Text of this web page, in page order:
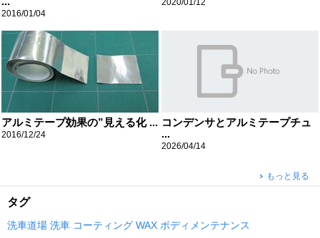
2016/01/04
2020/01/12
アルミテープ効果の”見える化 ...
2016/12/24
コンデンサとアルミテープチュ
...
2026/04/14
もっと見る
タグ
洗車道場 洗車 コーティング WAX ボディメンテナンス